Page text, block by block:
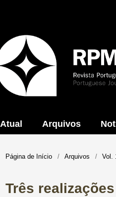
Atual Arquivos
Página de Início / Arquivos / Vol.
Três